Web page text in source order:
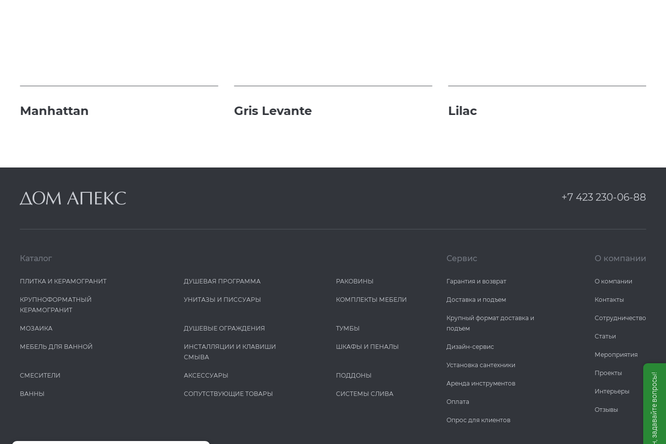
Manhattan Gris Levante Lilac
+7 423 230-06-88
Каталог
ПЛИТКА И КЕРАМОГРАНИТ
КРУПНОФОРМАТНЫЙ
КЕРАМОГРАНИТ
МОЗАИКА
МЕБЕЛЬ ДЛЯ ВАННОЙ
СМЕСИТЕЛИ
ВАННЫ
ДУШЕВАЯ ПРОГРАММА
УНИТАЗЫ И ПИCCУАРЫ
ДУШЕВЫЕ ОГРАЖДЕНИЯ
ИНСТАЛЛЯЦИИ И КЛАВИШИ
СМЫВА
АКСЕССУАРЫ
СОПУТСТВУЮЩИЕ ТОВАРЫ
РАКОВИНЫ
КОМПЛЕКТЫ МЕБЕЛИ
ТУМБЫ
ШКАФЫ И ПЕНАЛЫ
ПОДДОНЫ
СИСТЕМЫ СЛИВА
Сервис
Гарантия и возврат
Доставка и подъем
Крупный формат доставка и
подъем
Дизайн-сервис
Установка сантехники
Аренда инструментов
Оплата
Опрос для клиентов
О компании
О компании
Контакты
Сотрудничество
Статьи
Мероприятия
Проекты
Интерьеры
Отзывы